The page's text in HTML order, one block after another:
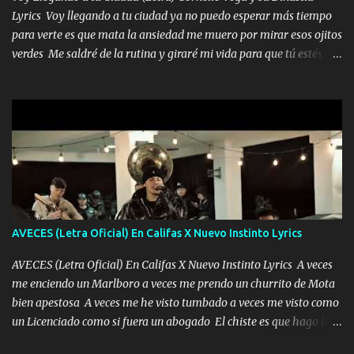
Lyrics Voy llegando a tu ciudad ya no puedo esperar más tiempo
para verte es que mata la ansiedad me muero por mirar esos ojitos
verdes Me saldré de la rutina y giraré mi vida para que tú estés en
solo yo tendre el candado 🔒 del amor ❤️ Música Mil y un besos
para dar ya estando en tu ciudad no habrá quien lo detenga si las
copas van de más vayamos a un lugar y cerremos las puertas
Entre alcohol y besos se va incrementado el Fuego en esa
habitación ya no mires más el reloj Única por donde vas me curas
tú mi mal moviendo tu silueta no hay otra que te sea igual te ves
tan especial por eso es que me tientas Aquí estoy no dejaré que se
te acerque nadie porque solo yo tendre el candado 🔒 del a...
AVECES (Letra Oficial) En Califas X Nuevo Instinto Lyrics
AVECES (Letra Oficial) En Califas X Nuevo Instinto Lyrics A veces
me enciendo un Marlboro a veces me prendo un churrito de Mota
bien apestosa A veces me he visto tumbado a veces me visto como
un Licenciado como si fuera un abogado El chiste es que hago lo